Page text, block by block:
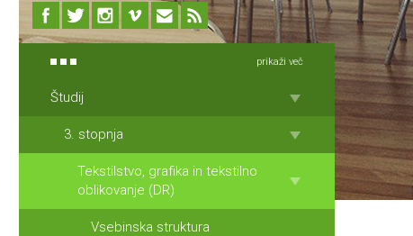
prikaži več
Študij
3. stopnja
Tekstilstvo, grafika in tekstilno
oblikovanje (DR)
Vsebinska struktura